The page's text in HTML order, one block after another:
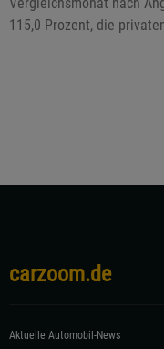
115,0 Prozent, die
carzoom.de
Aktuelle Automobil-News